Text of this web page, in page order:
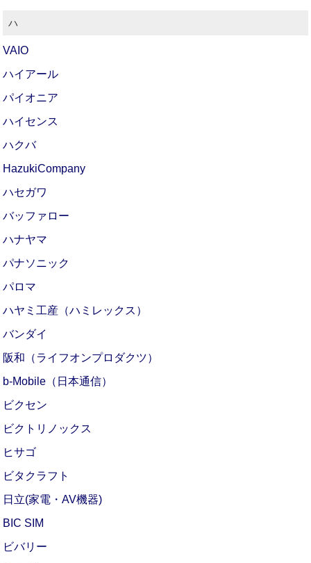
ハ
VAIO
ハイアール
パイオニア
ハイセンス
ハクバ
HazukiCompany
ハセガワ
バッファロー
ハナヤマ
パナソニック
パロマ
ハヤミ工産（ハミレックス）
バンダイ
阪和（ライフオンプロダクツ）
b-Mobile（日本通信）
ビクセン
ビクトリノックス
ヒサゴ
ビタクラフト
日立(家電・AV機器)
BIC SIM
ビバリー